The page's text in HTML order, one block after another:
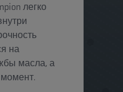
легко
на
масла, а